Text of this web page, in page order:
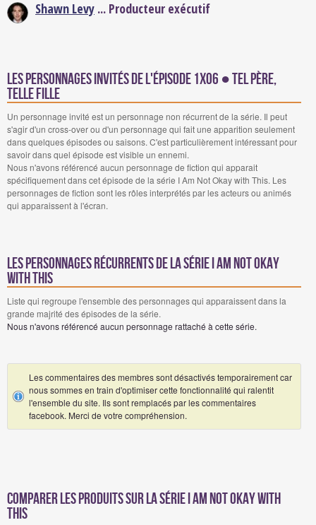
Shawn Levy ... Producteur exécutif
Les personnages invités de l'épisode 1x06 ● Tel père,
telle fille
Un personnage invité est un personnage non récurrent de la série. Il peut
s'agir d'un cross-over ou d'un personnage qui fait une apparition seulement
dans quelques épisodes ou saisons. C'est particulièrement intéressant pour
savoir dans quel épisode est visible un ennemi.
Nous n'avons référencé aucun personnage de fiction qui apparait
spécifiquement dans cet épisode de la série I Am Not Okay with This. Les
personnages de fiction sont les rôles interprétés par les acteurs ou animés
qui apparaissent à l'écran.
Les personnages récurrents de la série I Am Not Okay
with This
Liste qui regroupe l'ensemble des personnages qui apparaissent dans la
grande majrité des épisodes de la série.
Nous n'avons référencé aucun personnage rattaché à cette série.
Les commentaires des membres sont désactivés temporairement car
nous sommes en train d'optimiser cette fonctionnalité qui ralentit
l'ensemble du site. Ils sont remplacés par les commentaires
facebook. Merci de votre compréhension.
Comparer les produits sur la série I Am Not Okay with
This